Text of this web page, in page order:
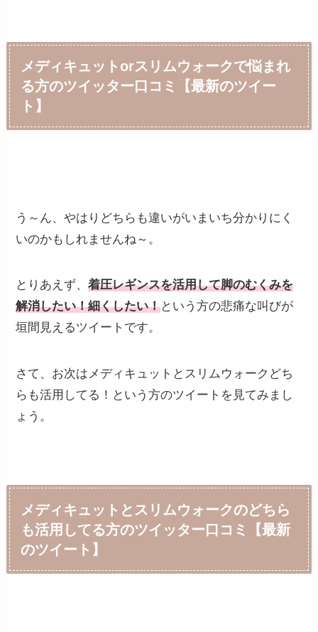
メディキュットorスリムウォークで悩まれ
る方のツイッター口コミ【最新のツイー
ト】
う～ん、やはりどちらも違いがいまいち分かりにく
いのかもしれませんね～。
とりあえず、着圧レギンスを活用して脚のむくみを
解消したい！細くしたい！という方の悲痛な叫びが
垣間見えるツイートです。
さて、お次はメディキュットとスリムウォークどち
らも活用してる！という方のツイートを見てみまし
ょう。
メディキュットとスリムウォークのどちら
も活用してる方のツイッター口コミ【最新
のツイート】